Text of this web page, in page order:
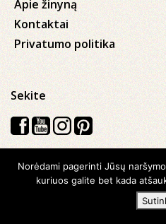
Apie žinyną
Kontaktai
Privatumo politika
Sekite
Visos teisės saugomos © 2026
biblioteka
Norėdami pagerinti Jūsų
kuriuos galite bet kada